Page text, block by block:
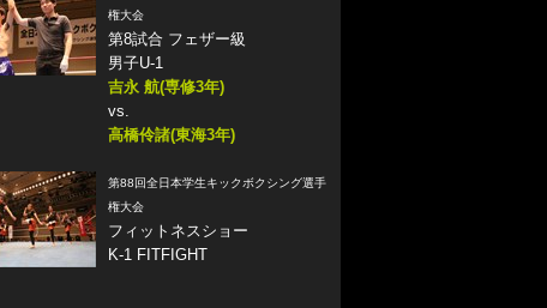
権大会
第8試合 フェザー級
男子U-1
吉永 航(専修3年)
vs.
高橋伶諸(東海3年)
第88回全日本学生キックボクシング選手
権大会
フィットネスショー
K-1 FITFIGHT